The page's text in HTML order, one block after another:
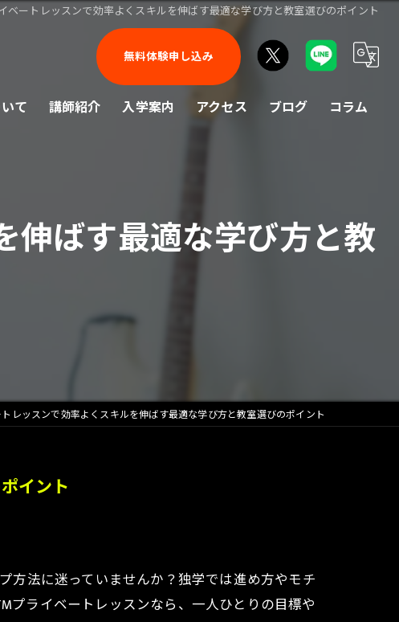
ベートレッスンで効率よくスキルを伸ばす最適な学び方と教室選びのポイント
無料体験申し込み
て 講師紹介 入学案内 アクセス ブログ コラム
伸ばす最適な学び方と教
レッスンで効率よくスキルを伸ばす最適な学び方と教室選びのポイント
イント
方法に迷っていませんか？独学では進め方やモチ
プライベートレッスンなら、一人ひとりの目標や